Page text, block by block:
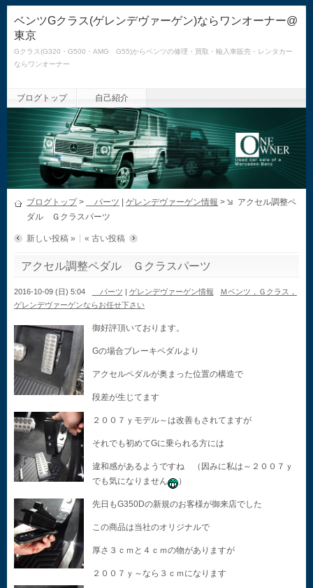
ベンツGクラス(ゲレンデヴァーゲン)ならワンオーナー@
東京
Gクラス(G320・G500・AMG G55)からベンツの修理・買取・輸入車販売・レンタカー
ならワンオーナー
ブログトップ 自己紹介
ブログトップ> パーツ ゲレンデヴァーゲン情報 >
アクセル調整ペ
ダル Ｇクラスパーツ
新しい投稿 » « 古い投稿
アクセル調整ペダル Ｇクラスパーツ
2016-10-09 (日) 5:04 パーツ | ゲレンデヴァーゲン情報
Ｍベンツ，Ｇクラス，
ゲレンデヴァーゲンならお任せ下さい
御好評頂いております。
Gの場合ブレーキペダルより
アクセルペダルが奥まった位置の構造で
段差が生じてます
２００７ｙモデル～は改善もされてますが
それでも初めてGに乗られる方には
違和感があるようですね （因みに私は～２００７ｙ
でも気になりません
）
先日もG350Dの新規のお客様が御来店でした
この商品は当社のオリジナルで
厚さ３ｃｍと４ｃｍの物がありますが
２００７ｙ～なら３ｃｍになります